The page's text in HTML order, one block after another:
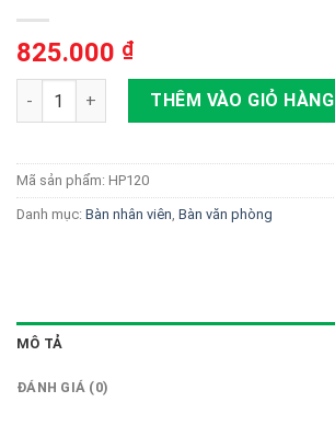
825.000 ₫
Bàn nhân viên HP120 (Bỏ Mẫu) số lượng
THÊM VÀO GIỎ HÀNG
Mã sản phẩm: HP120
Danh mục: Bàn nhân viên Bàn văn phòng
MÔ TẢ
ĐÁNH GIÁ (0)